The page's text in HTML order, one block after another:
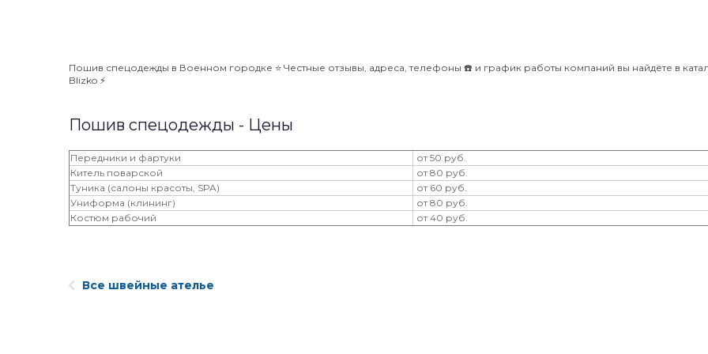
Пошив спецодежды в Военном городке ⭐️ Честные отзывы, адреса, телефоны ☎️ и график работы компаний вы найдёте в
Blizko ⚡️
Пошив спецодежды - Цены
Передники и фартуки
от 50 руб.
Китель поварской
от 80 руб.
Туника (салоны красоты, SPA)
от 60 руб.
Униформа (клининг)
от 80 руб.
Костюм рабочий
от 40 руб.
Все швейные ателье